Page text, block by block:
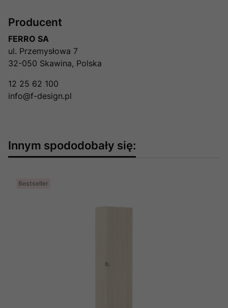
Producent
FERRO SA
ul. Przemysłowa 7
32-050 Skawina, Polska
12 25 62 100
info@f-design.pl
Innym spododobały się:
Bestseller